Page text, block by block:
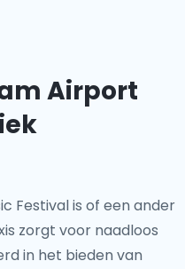
Airport
Festival is of een ander
zorgt voor naadloos
in het bieden van